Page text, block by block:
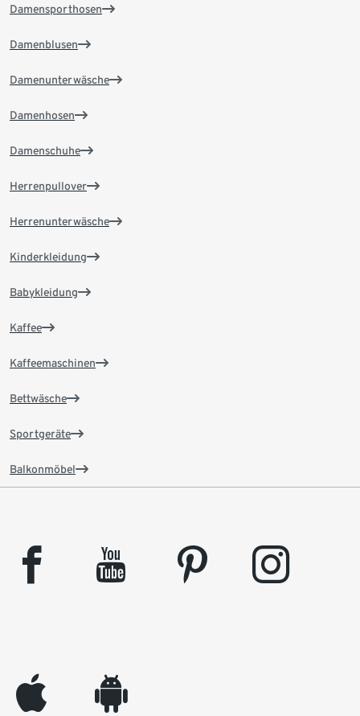
Damensporthosen
Damenblusen
Damenunterwäsche
Damenhosen
Damenschuhe
Herrenpullover
Herrenunterwäsche
Kinderkleidung
Babykleidung
Kaffee
Kaffeemaschinen
Bettwäsche
Sportgeräte
Balkonmöbel
facebook youtube pinterest instagram
appleinc android